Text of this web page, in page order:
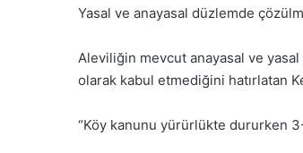
Yasal ve anayasal düzlemde
Aleviliğin mevcut anayasal ve yasal
olarak kabul etmediğini hatırlatan
“Köy kanunu yürürlükte dururken